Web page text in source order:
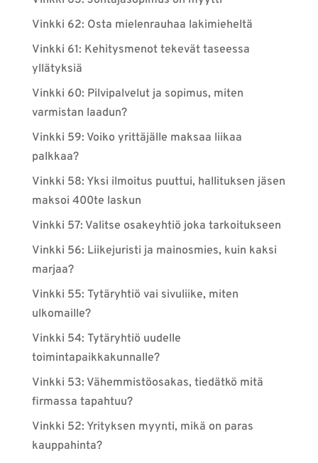
Vinkki 62: Osta mielenrauhaa lakimieheltä
Vinkki 61: Kehitysmenot tekevät taseessa
yllätyksiä
Vinkki 60: Pilvipalvelut ja sopimus, miten
varmistan laadun?
Vinkki 59: Voiko yrittäjälle maksaa liikaa
palkkaa?
Vinkki 58: Yksi ilmoitus puuttui, hallituksen jäsen
maksoi 400te laskun
Vinkki 57: Valitse osakeyhtiö joka tarkoitukseen
Vinkki 56: Liikejuristi ja mainosmies, kuin kaksi
marjaa?
Vinkki 55: Tytäryhtiö vai sivuliike, miten
ulkomaille?
Vinkki 54: Tytäryhtiö uudelle
toimintapaikkakunnalle?
Vinkki 53: Vähemmistöosakas, tiedätkö mitä
firmassa tapahtuu?
Vinkki 52: Yrityksen myynti, mikä on paras
kauppahinta?